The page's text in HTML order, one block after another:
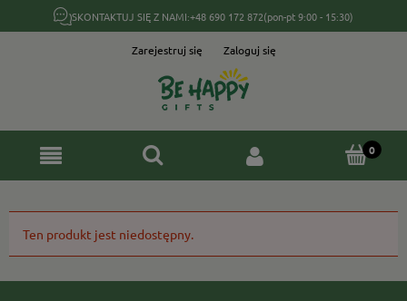
SKONTAKTUJ SIĘ Z NAMI:+48 690 172 872(pon-pt 9:00 - 15:30)
Zarejestruj się Zaloguj się
Ten produkt jest niedostępny.